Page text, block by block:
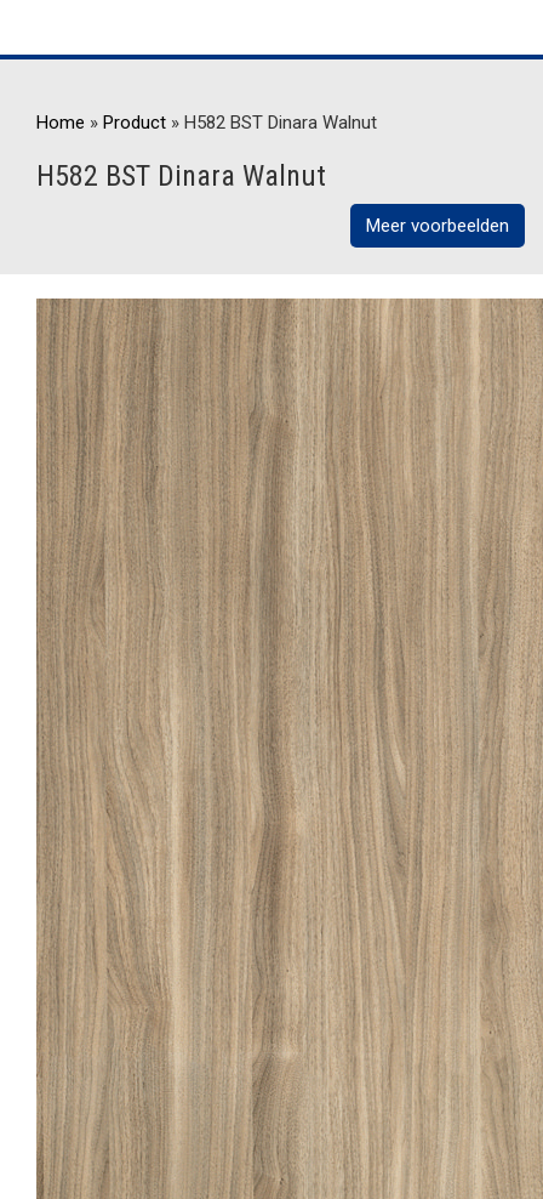
Home » Product » H582 BST Dinara Walnut
H582 BST Dinara Walnut
Meer voorbeelden